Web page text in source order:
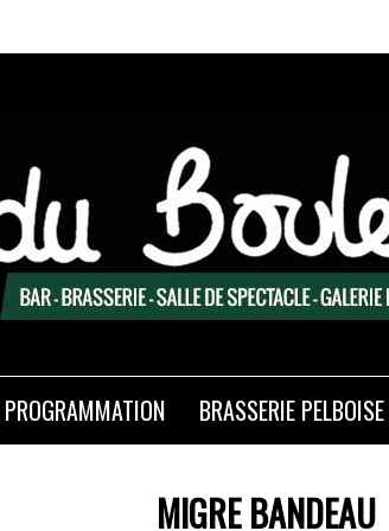
PROGRAMMATION BRASSERIE PELBOISE
MIGRE BANDEAU